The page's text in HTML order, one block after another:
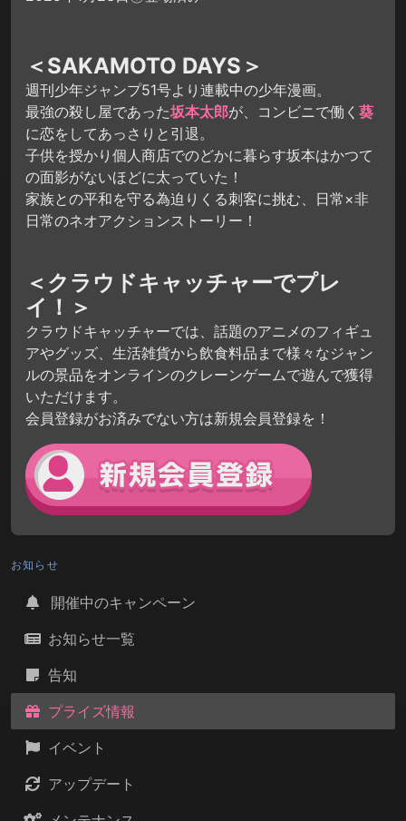
＜SAKAMOTO DAYS＞
週刊少年ジャンプ51号より連載中の少年漫画。
最強の殺し屋であった坂本太郎が、コンビニで働く 葵
に恋をしてあっさりと引退。
子供を授かり個人商店でのどかに暮らす坂本はかつて
の面影がないほどに太っていた！
家族との平和を守る為迫りくる刺客に挑む、日常×非
日常のネオアクションストーリー！
＜クラウドキャッチャーでプレ
イ！＞
クラウドキャッチャーでは、話題のアニメのフィギュ
アやグッズ、生活雑貨から飲食料品まで様々なジャン
ルの景品をオンラインのクレーンゲームで遊んで獲得
いただけます。
会員登録がお済みでない方は新規会員登録を！
お知らせ
開催中のキャンペーン
お知らせ一覧
告知
プライズ情報
イベント
アップデート